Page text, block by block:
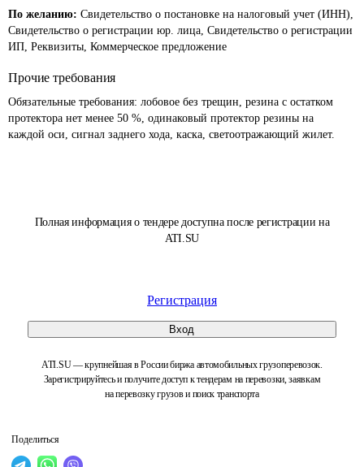
Полная информация о тендере доступна после регистрации на
ATI.SU
Регистрация
Вход
ATI.SU — крупнейшая в России биржа автомобильных грузоперевозок.
Зарегистрируйтесь и получите доступ к тендерам на перевозки, заявкам
на перевозку грузов и поиск транспорта
Поделиться
По желанию: Свидетельство о постановке на налоговый учет (ИНН),
Свидетельство о регистрации юр. лица, Свидетельство о регистрации
ИП, Реквизиты, Коммерческое предложение
Прочие требования
Обязательные требования: лобовое без трещин, резина с остатком
протектора нет менее 50 %, одинаковый протектор резины на
каждой оси, сигнал заднего хода, каска, светоотражающий жилет.